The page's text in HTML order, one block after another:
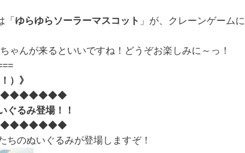
「 ゆらゆらソーラーマスコット 」が、クレーンゲームに
ゃんが来るといいですね！どうぞお楽しみに～っ！
）》
ぐるみ登場！！
ちのぬいぐるみが登場しますぞ！